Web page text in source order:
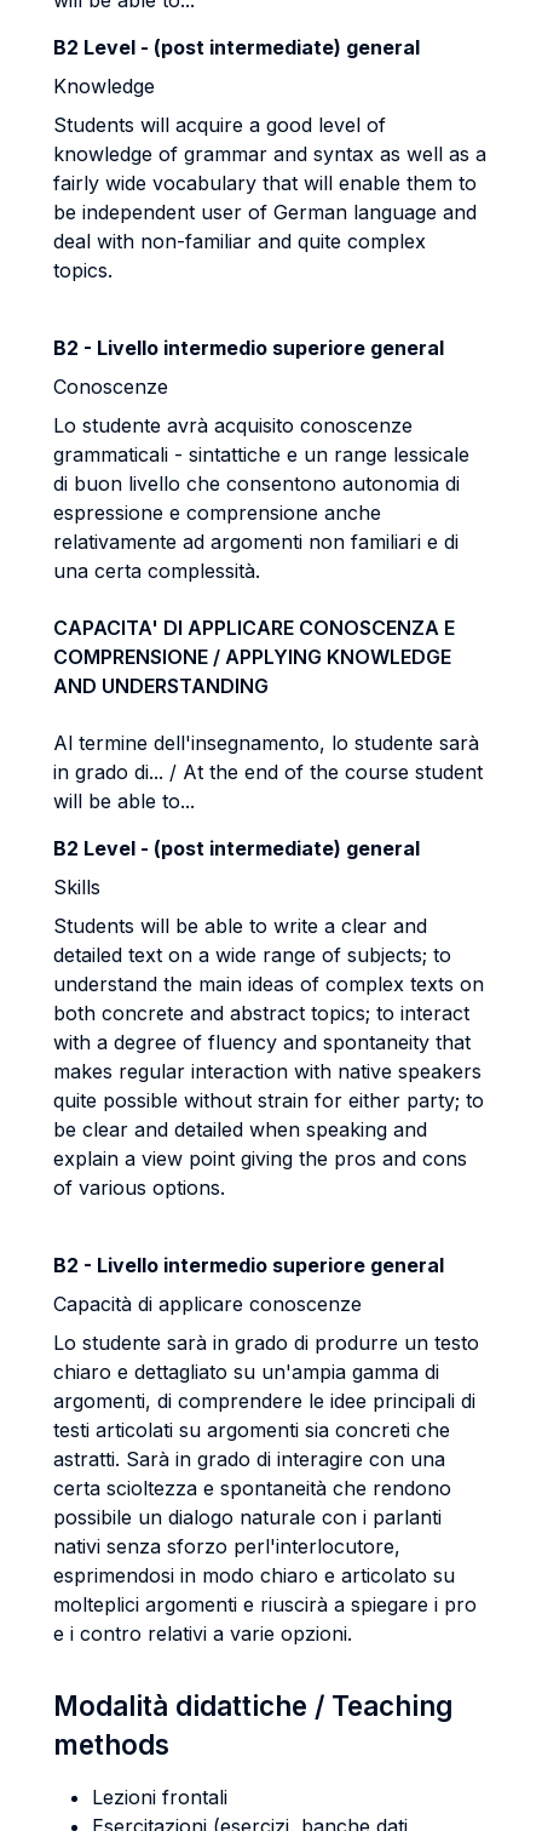
B2 Level - (post intermediate) general
Knowledge
Students will acquire a good level of
knowledge of grammar and syntax as well as a
fairly wide vocabulary that will enable them to
be independent user of German language and
deal with non-familiar and quite complex
topics.
B2 - Livello intermedio superiore general
Conoscenze
Lo studente avrà acquisito conoscenze
grammaticali - sintattiche e un range lessicale
di buon livello che consentono autonomia di
espressione e comprensione anche
relativamente ad argomenti non familiari e di
una certa complessità.
CAPACITA' DI APPLICARE CONOSCENZA E
COMPRENSIONE / APPLYING KNOWLEDGE
AND UNDERSTANDING
Al termine dell'insegnamento, lo studente sarà
in grado di... / At the end of the course student
will be able to...
B2 Level - (post intermediate) general
Skills
Students will be able to write a clear and
detailed text on a wide range of subjects; to
understand the main ideas of complex texts on
both concrete and abstract topics; to interact
with a degree of fluency and spontaneity that
makes regular interaction with native speakers
quite possible without strain for either party; to
be clear and detailed when speaking and
explain a view point giving the pros and cons
of various options.
B2 - Livello intermedio superiore general
Capacità di applicare conoscenze
Lo studente sarà in grado di produrre un testo
chiaro e dettagliato su un'ampia gamma di
argomenti, di comprendere le idee principali di
testi articolati su argomenti sia concreti che
astratti. Sarà in grado di interagire con una
certa scioltezza e spontaneità che rendono
possibile un dialogo naturale con i parlanti
nativi senza sforzo perl'interlocutore,
esprimendosi in modo chiaro e articolato su
molteplici argomenti e riuscirà a spiegare i pro
e i contro relativi a varie opzioni.
Modalità didattiche / Teaching
methods
Lezioni frontali
Esercitazioni (esercizi, banche dati,